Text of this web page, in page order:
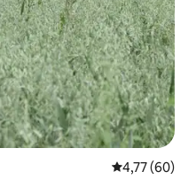
Évaluation
4,77 (60)